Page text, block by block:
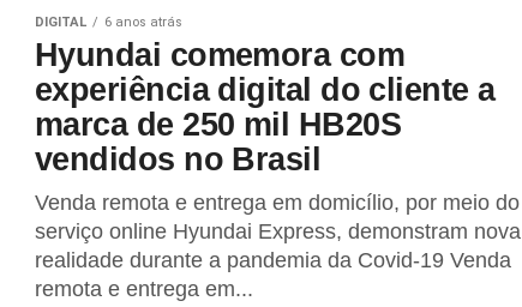
DIGITAL 6 anos atrás
Hyundai comemora com
experiência digital do cliente a
marca de 250 mil HB20S
vendidos no Brasil
Venda remota e entrega em domicílio, por meio do
serviço online Hyundai Express, demonstram nova
realidade durante a pandemia da Covid-19 Venda
remota e entrega em...